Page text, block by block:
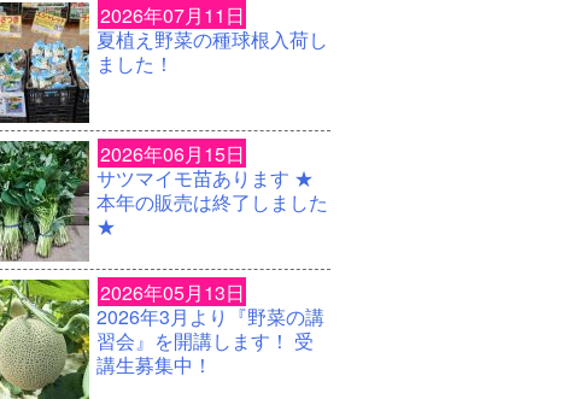
2026年07月11日
夏植え野菜の種球根入荷し
ました！
2026年06月15日
サツマイモ苗あります ★
本年の販売は終了しました
★
2026年05月13日
2026年3月より『野菜の講
習会』を開講します！ 受
講生募集中！